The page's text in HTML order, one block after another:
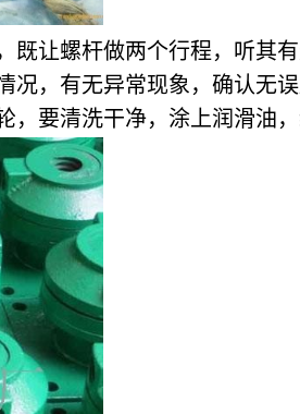
让螺杆做两个行程，听其
，有无异常现象，确认无
要清洗干净，涂上润滑油，